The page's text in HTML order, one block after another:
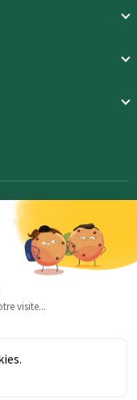
visite...
Notre équipe est là